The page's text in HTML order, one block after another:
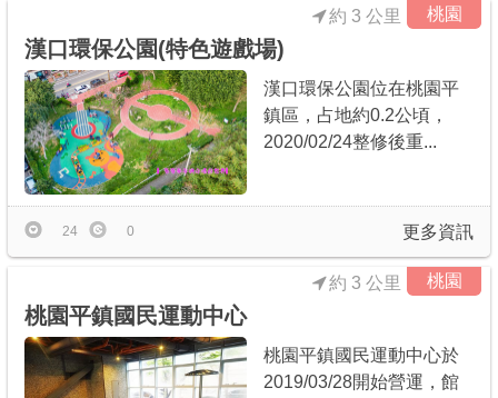
桃園
漢口環保公園(特色遊戲場)
約 3 公里
漢口環保公園位在桃園平
鎮區，占地約0.2公頃，
2020/02/24整修後重...
更多資訊
24 0
桃園
桃園平鎮國民運動中心
約 3 公里
桃園平鎮國民運動中心於
2019/03/28開始營運，館